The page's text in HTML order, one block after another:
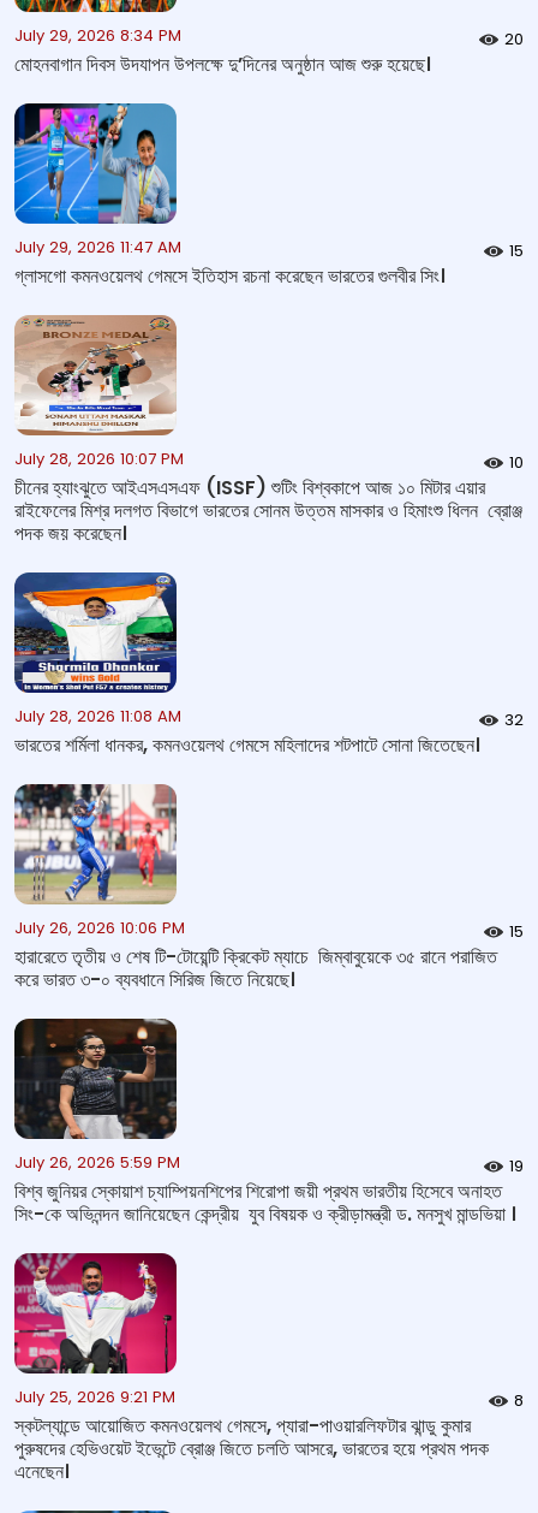
July 29, 2026 8:34 PM 20
মোহনবাগান দিবস উদযাপন উপলক্ষে দু’দিনের অনুষ্ঠান আজ শুরু হয়েছে।
July 29, 2026 11:47 AM 15
গ্লাসগো কমনওয়েলথ গেমসে ইতিহাস রচনা করেছেন ভারতের গুলবীর সিং।
July 28, 2026 10:07 PM 10
চীনের হ্যাংঝুতে আইএসএসএফ (ISSF) শুটিং বিশ্বকাপে আজ ১০ মিটার এয়ার
রাইফেলের মিশ্র দলগত বিভাগে ভারতের সোনম উত্তম মাসকার ও হিমাংশু ধিলন ব্রোঞ্জ
পদক জয় করেছেন।
July 28, 2026 11:08 AM 32
ভারতের শর্মিলা ধানকর, কমনওয়েলথ গেমসে মহিলাদের শটপাটে সোনা জিতেছেন।
July 26, 2026 10:06 PM 15
হারারেতে তৃতীয় ও শেষ টি-টোয়েন্টি ক্রিকেট ম্যাচে জিম্বাবুয়েকে ৩৫ রানে পরাজিত
করে ভারত ৩-০ ব্যবধানে সিরিজ জিতে নিয়েছে।
July 26, 2026 5:59 PM 19
বিশ্ব জুনিয়র স্কোয়াশ চ্যাম্পিয়নশিপের শিরোপা জয়ী প্রথম ভারতীয় হিসেবে অনাহত
সিং-কে অভিনন্দন জানিয়েছেন কেন্দ্রীয় যুব বিষয়ক ও ক্রীড়ামন্ত্রী ড. মনসুখ মান্ডভিয়া ।
July 25, 2026 9:21 PM 8
স্কটল্যান্ডে আয়োজিত কমনওয়েলথ গেমসে, প্যারা-পাওয়ারলিফটার ঝান্ডু কুমার
পুরুষদের হেভিওয়েট ইভেন্টে ব্রোঞ্জ জিতে চলতি আসরে, ভারতের হয়ে প্রথম পদক
এনেছেন।